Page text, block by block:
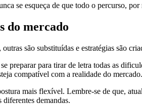
se esqueça de que todo o percurso,
do mercado
são substituídas e estratégias são
preparar para tirar de letra todas as
compatível com a realidade do mercado.
mais flexível. Lembre-se de que,
demandas.